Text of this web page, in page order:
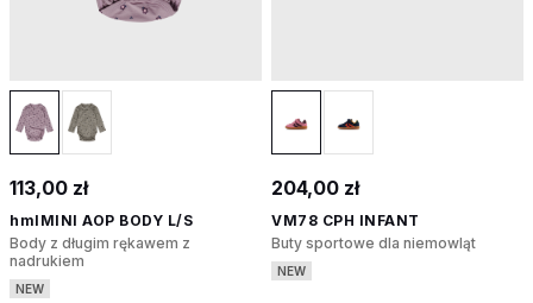
113,00 zł
hmlMINI AOP BODY L/S
Body z długim rękawem z
nadrukiem
NEW
204,00 zł
VM78 CPH INFANT
Buty sportowe dla niemowląt
NEW